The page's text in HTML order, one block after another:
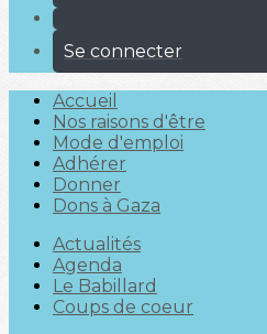
Se connecter
Accueil
Nos raisons d'être
Mode d'emploi
Adhérer
Donner
Dons à Gaza
Actualités
Agenda
Le Babillard
Coups de coeur